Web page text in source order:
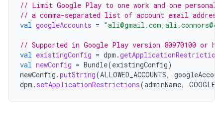
// Limit Google Play to one work and one personal
// a comma-separated list of account email
val googleAccounts =
// Supported in Google Play version 80970100 or
val existingConfig = dpm .getApplicationRestrictions
val newConfig = Bundle(existingConfig)
newConfig .putString(ALLOWED_ACCOUNTS,
dpm . setApplicationRestrictions(adminName,